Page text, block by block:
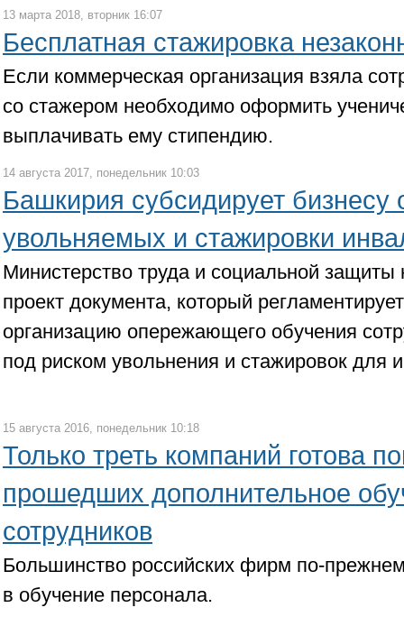
13 марта 2018, вторник 16:07
Бесплатная стажировка
Если коммерческая организация взяла
со стажером необходимо оформить
выплачивать ему стипендию.
14 августа 2017, понедельник 10:03
Башкирия субсидирует бизнесу
увольняемых и стажировки
Министерство труда и социальной защиты
проект документа, который
организацию опережающего обучения
под риском увольнения и стажировок для
15 августа 2016, понедельник 10:18
Только треть компаний готова
прошедших дополнительное
сотрудников
Большинство российских фирм по-
в обучение персонала.